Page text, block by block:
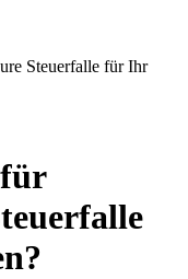
Steuerfalle für Ihr